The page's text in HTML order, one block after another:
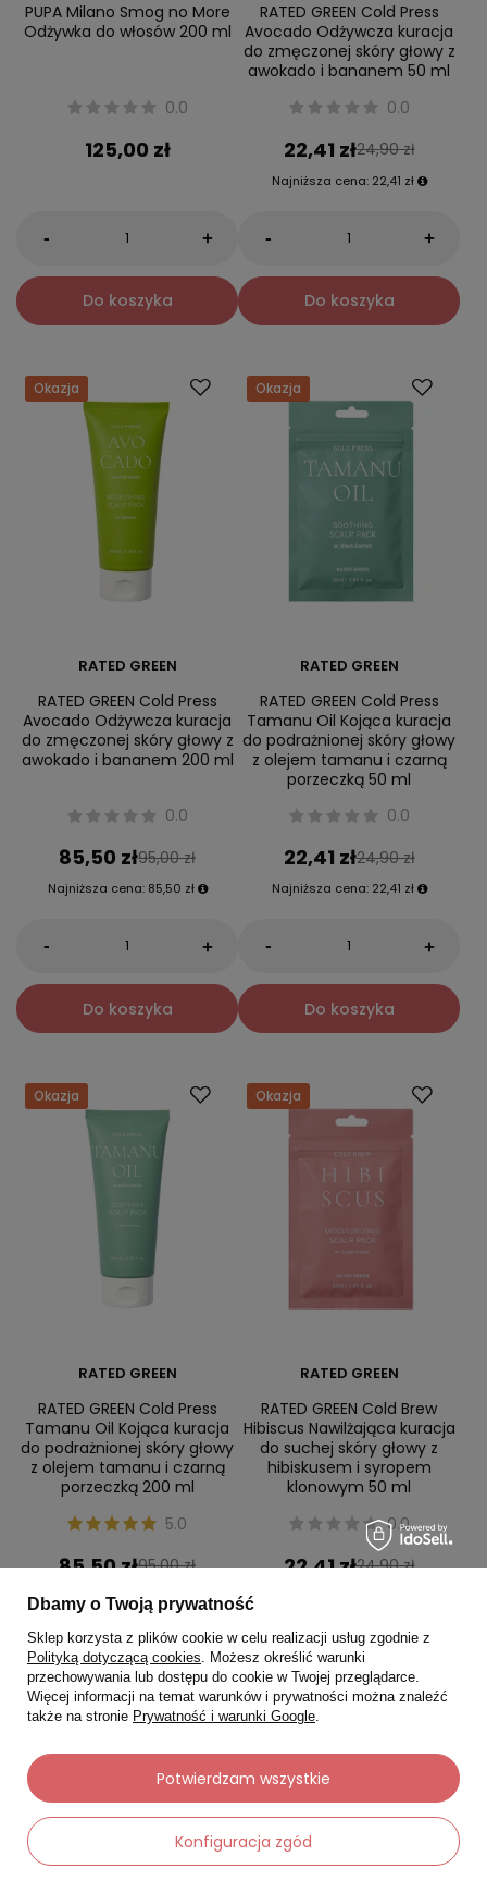
PUPA Milano Smog no More
Odżywka do włosów 200 ml
0.0
125,00 zł
- +
Do koszyka
RATED GREEN Cold Press
Avocado Odżywcza kuracja
do zmęczonej skóry głowy z
awokado i bananem 50 ml
0.0
22,41 zł24,90 zł
Najniższa cena: 22,41 zł
- +
Do koszyka
Okazja
RATED GREEN
RATED GREEN Cold Press
Avocado Odżywcza kuracja
do zmęczonej skóry głowy z
awokado i bananem 200 ml
0.0
85,50 zł95,00 zł
Najniższa cena: 85,50 zł
- +
Do koszyka
Okazja
RATED GREEN
RATED GREEN Cold Press
Tamanu Oil Kojąca kuracja
do podrażnionej skóry głowy
z olejem tamanu i czarną
porzeczką 50 ml
0.0
22,41 zł24,90 zł
Najniższa cena: 22,41 zł
- +
Do koszyka
Okazja
RATED GREEN
RATED GREEN Cold Press
Tamanu Oil Kojąca kuracja
do podrażnionej skóry głowy
z olejem tamanu i czarną
porzeczką 200 ml
5.0
85,50 zł95,00 zł
Najniższa cena:85,50 zł
- +
Do koszyka
Okazja
RATED GREEN
RATED GREEN Cold Brew
Hibiscus Nawilżająca kuracja
do suchej skóry głowy z
hibiskusem i syropem
klonowym 50 ml
0.0
22,41 zł24,90 zł
-
Do koszyka
Okazja Okazja
Dbamy o Twoją prywatność
Sklep korzysta z plików cookie w celu realizacji usług zgodnie z
Polityką dotyczącą cookies. Możesz określić warunki
przechowywania lub dostępu do cookie w Twojej przeglądarce.
Więcej informacji na temat warunków i prywatności można znaleźć
także na stronie Prywatność i warunki Google.
Konfiguracja zgód
Potwierdzam wszystkie